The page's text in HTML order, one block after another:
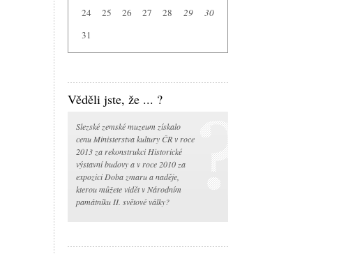
24
25 26 27 28 29
30
31
Věděli jste, že ... ?
Slezské zemské muzeum získalo
cenu Ministerstva kultury ČR v roce
2013 za rekonstrukci Historické
výstavní budovy a v roce 2010 za
expozici Doba zmaru a naděje,
kterou můžete vidět v Národním
památníku II. světové války?